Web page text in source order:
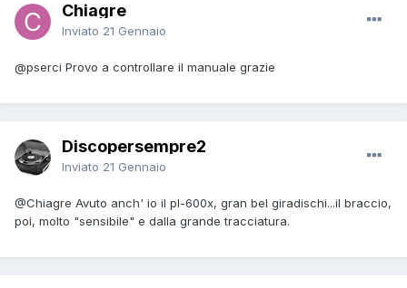
Chiagre
Inviato 21 Gennaio
@pserci Provo a controllare il manuale grazie
Discopersempre2
Inviato 21 Gennaio
@Chiagre Avuto anch' io il pl-600x, gran bel giradischi...il braccio,
poi, molto "sensibile" e dalla grande tracciatura.